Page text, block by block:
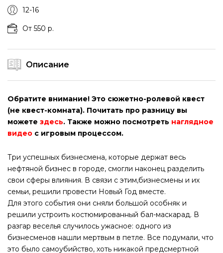
12-16
От 550 р.
Описание
Обратите внимание! Это сюжетно-ролевой квест
(не квест-комната). Почитать про разницу вы
можете здесь. Также можно посмотреть наглядное
видео с игровым процессом.
Три успешных бизнесмена, которые держат весь
нефтяной бизнес в городе, смогли наконец разделить
свои сферы влияния. В связи с этим,бизнесмены и их
семьи, решили провести Новый Год вместе.
Для этого события они сняли большой особняк и
решили устроить костюмированный бал-маскарад. В
разгар веселья случилось ужасное: одного из
бизнесменов нашли мертвым в петле. Все подумали, что
это было самоубийство, хоть никакой предсмертной